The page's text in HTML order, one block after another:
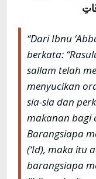
“Dari Ibnu
berkata:
sallam telah
menyucikan
sia-sia dan
makanan bagi
Barangsiapa
(‘Id), maka itu
barangsiapa